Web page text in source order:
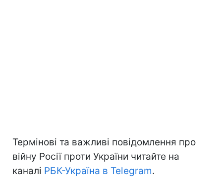
Термінові та важливі повідомлення про
війну Росії проти України читайте на
каналі РБК-Україна в Telegram.